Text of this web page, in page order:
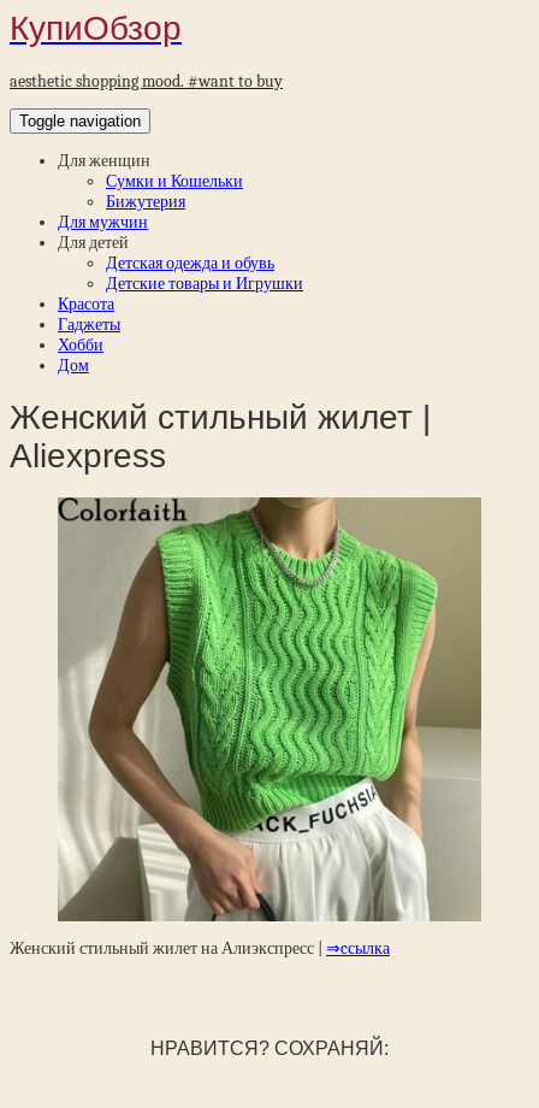
КупиОбзор
aesthetic shopping mood. #want to buy
Toggle navigation
Для женщин
Сумки и Кошельки
Бижутерия
Для мужчин
Для детей
Детская одежда и обувь
Детские товары и Игрушки
Красота
Гаджеты
Хобби
Дом
Женский стильный жилет |
Aliexpress
Женский стильный жилет на Алиэкспресс | ⇒cсылка
НРАВИТСЯ? СОХРАНЯЙ: